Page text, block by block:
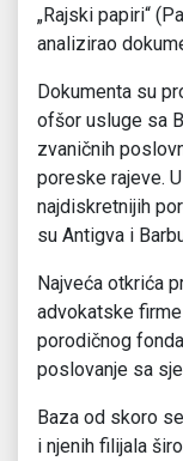
„Rajski papiri“
analizirao
Dokumenta su
ofšor usluge sa
zvaničnih
poreske rajeve.
najdiskretnijih
su Antigva i
Najveća otkrića
advokatske firme
porodičnog
poslovanje sa
Baza od skoro
i njenih filijala